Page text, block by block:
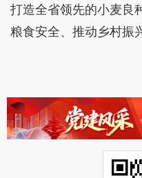
打造全省领先的小麦良
粮食安全、推动乡村振